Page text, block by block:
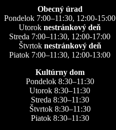
Obecný úrad
Pondelok 7:00–11:30, 12:00-15:00
Utorok nestránkový deň
Streda 7:00–11:30, 12:00-17:00
Štvrtok nestránkový deň
Piatok 7:00–11:30, 12:00-13:00
Kultúrny dom
Pondelok 8:30–11:30
Utorok 8:30–11:30
Streda 8:30–11:30
Štvrtok 8:30–11:30
Piatok 8:30–11:30